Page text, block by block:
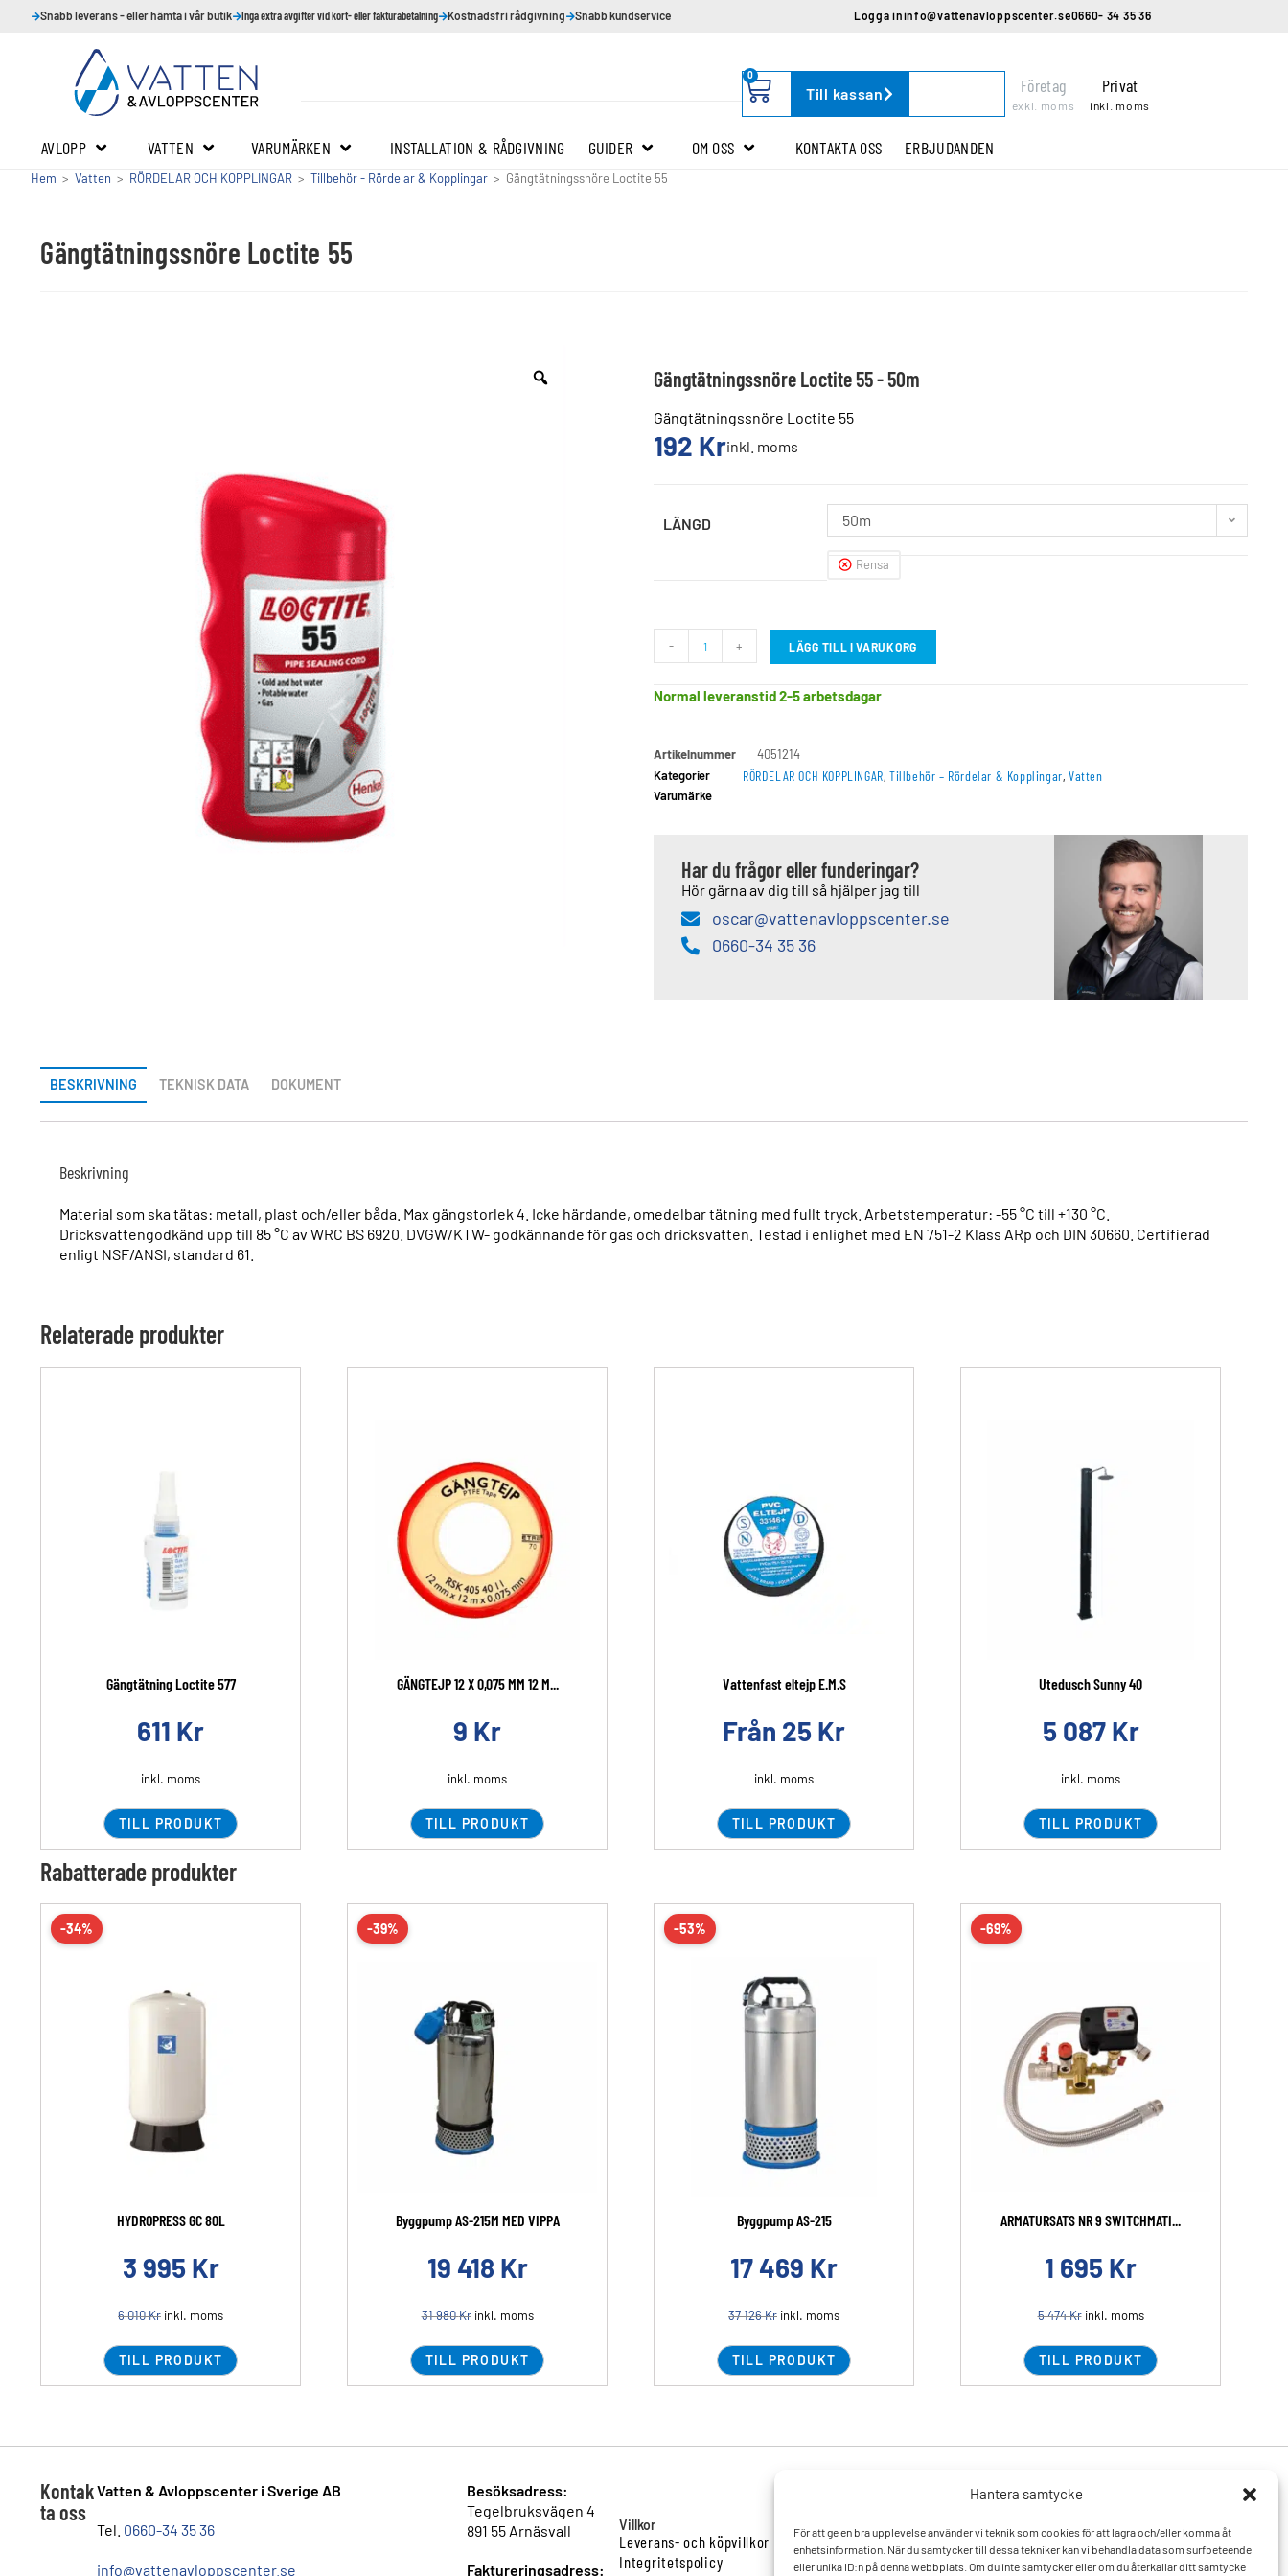
Hantera samtycke
För att ge en bra upplevelse använder vi teknik som cookies för att lagra och/eller komma åt
enhetsinformation. När du samtycker till dessa tekniker kan vi behandla data som surfbeteende
eller unika ID:n på denna webbplats. Om du inte samtycker eller om du återkallar ditt samtycke
Snabb leverans - eller hämta i vår butik Inga extra avgifter vid kort- eller fakturabetalning Kostnadsfri rådgivning Snabb kundservice Logga ininfo@vattenavloppscenter.se0660- 34 35 36
0
Till kassan Företag
exkl. moms
Privat
inkl. moms
AVLOPP VATTEN VARUMÄRKEN INSTALLATION & RÅDGIVNING GUIDER OM OSS KONTAKTA OSS ERBJUDANDEN
Hem > Vatten > RÖRDELAR OCH KOPPLINGAR > Tillbehör - Rördelar & Kopplingar > Gängtätningssnöre Loctite 55
Gängtätningssnöre Loctite 55
Gängtätningssnöre Loctite 55 - 50m
Gängtätningssnöre Loctite 55
192 Krinkl. moms
LÄNGD 50m
Rensa
- + LÄGG TILL I VARUKORG
Normal leveranstid 2-5 arbetsdagar
Artikelnummer
4051214
Kategorier
RÖRDELAR OCH KOPPLINGAR,Tillbehör – Rördelar & Kopplingar,Vatten
Varumärke
Har du frågor eller funderingar?
Hör gärna av dig till så hjälper jag till
oscar@vattenavloppscenter.se
0660-34 35 36
BESKRIVNING TEKNISK DATA DOKUMENT
Beskrivning
Material som ska tätas: metall, plast och/eller båda. Max gängstorlek 4. Icke härdande, omedelbar tätning med fullt tryck. Arbetstemperatur: -55 °C till +130 °C.
Dricksvattengodkänd upp till 85 °C av WRC BS 6920. DVGW/KTW- godkännande för gas och dricksvatten. Testad i enlighet med EN 751-2 Klass ARp och DIN 30660. Certifierad
enligt NSF/ANSI, standard 61.
Relaterade produkter
Gängtätning Loctite 577
611 Kr
inkl. moms
TILL PRODUKT
GÄNGTEJP 12 X 0,075 MM 12 M...
9 Kr
inkl. moms
TILL PRODUKT
Vattenfast eltejp E.M.S
Från 25 Kr
inkl. moms
TILL PRODUKT
Utedusch Sunny 40
5 087 Kr
inkl. moms
TILL PRODUKT
Rabatterade produkter
-34%
HYDROPRESS GC 80L
3 995 Kr
6 010Kr inkl. moms
TILL PRODUKT
-39%
Byggpump AS-215M MED VIPPA
19 418 Kr
31 980Krinkl. moms
TILL PRODUKT
-53%
Byggpump AS-215
17 469 Kr
37 126Kr inkl. moms
TILL PRODUKT
-69%
ARMATURSATS NR 9 SWITCHMATI...
1 695 Kr
5 474Krinkl. moms
TILL PRODUKT
Kontak
ta oss
Vatten & Avloppscenter i Sverige AB
Tel. 0660-34 35 36
info@vattenavloppscenter.se
Besöksadress:
Tegelbruksvägen 4
891 55 Arnäsvall
Faktureringsadress:
Villkor
Leverans- och köpvillkor
Integritetspolicy
Produkter
Varumärken
Mitt konto
Resurser
Vanliga frågor och svar
Kontakta oss